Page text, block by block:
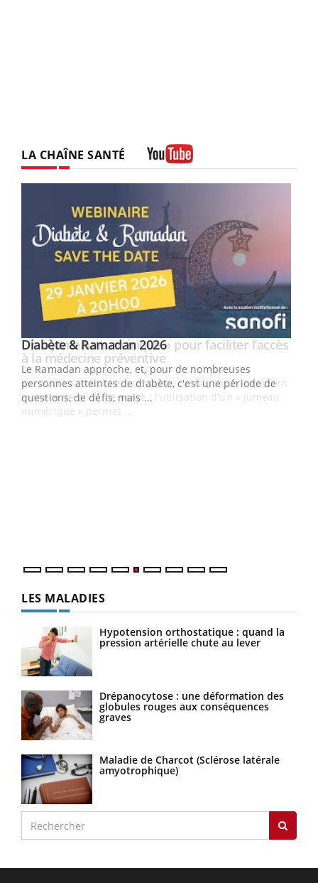
LA CHAÎNE SANTÉ
Youtube
Diabète & Ramadan 2026Youtube
Le Ramadan approche, et, pour de nombreuses
personnes atteintes de diabète, c'est une période de
questions, de défis, mais ...
Youtube
Un « jumeau numérique » pour faciliter l’accès
à la médecine préventiveYoutube
Un établissement lié à un groupe mutualiste innove en
matière de bilan de santé : l'utilisation d'un « jumeau
numérique » permet ...
LES MALADIES
Hypotension orthostatique : quand la
pression artérielle chute au lever
Drépanocytose : une déformation des
globules rouges aux conséquences
graves
Maladie de Charcot (Sclérose latérale
amyotrophique)